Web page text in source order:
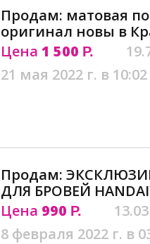
Продам: матовая
оригинал новы в
Цена 1 500 Р.
21 мая 2022 г. в 10:02
Продам:
ДЛЯ БРОВЕЙ
Цена 990 Р.
8 февраля 2022 г. в